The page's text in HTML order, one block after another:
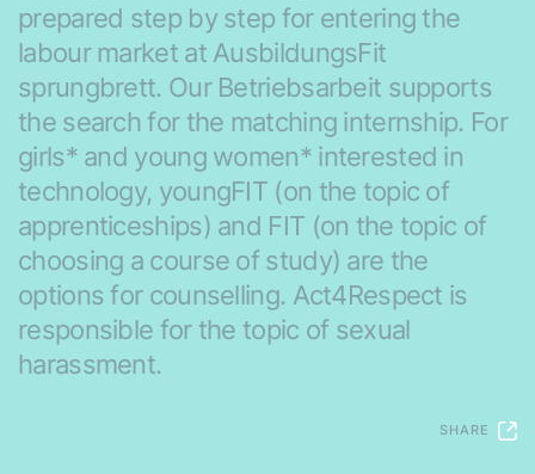
prepared step by step for entering the
labour market at AusbildungsFit
sprungbrett. Our Betriebsarbeit supports
the search for the matching internship. For
girls* and young women* interested in
technology, youngFIT (on the topic of
apprenticeships) and FIT (on the topic of
choosing a course of study) are the
options for counselling. Act4Respect is
responsible for the topic of sexual
harassment.
SHARE